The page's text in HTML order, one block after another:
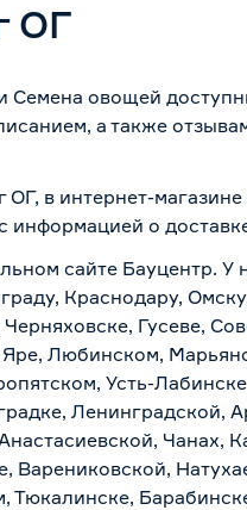
ОГ
овощей
а также
в интернет-
информацией о
сайте Бауцентр. У
Краснодару,
Гусеве,
Любинском,
Усть-
Ленинградской,
Тюкалинске,